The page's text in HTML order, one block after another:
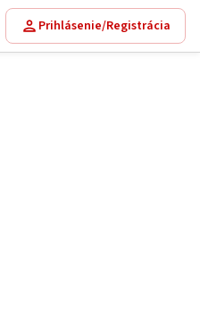
Prihlásenie/Registrácia